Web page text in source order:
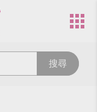
搜尋